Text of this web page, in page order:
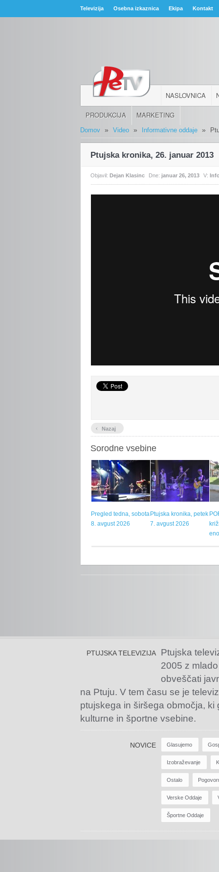
Televizija Osebna izkaznica Ekipa Kontakt
NASLOVNICA
PRODUKCIJA MARKETING
Domov » Video » Informativne oddaje »
Ptujska kronika, 26. januar 2013
Objavil:Dejan Klasinc Dne: januar 26, 2013 V:
‹ Nazaj
Sorodne vsebine
Pregled tedna, sobota
8. avgust 2026
Ptujska kronika, petek
7. avgust 2026
PTUJSKA TELEVIZIJA
Ptujska
2005 z
obveščati
na Ptuju. V tem času se je
ptujskega in širšega območja,
kulturne in športne vsebine.
NOVICE Glasujemo
Izobraževanje
Ostalo
Verske Oddaje
Športne Oddaje